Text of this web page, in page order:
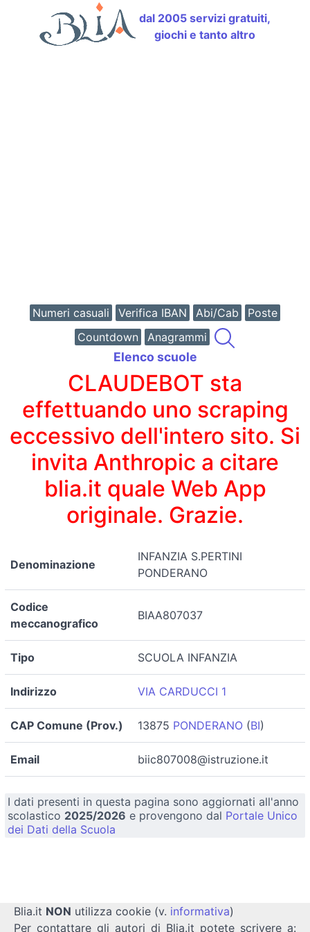
dal 2005 servizi gratuiti,
giochi e tanto altro
Numeri casuali Verifica IBAN Abi/Cab
Poste
Countdown
Anagrammi
Elenco scuole
CLAUDEBOT sta
effettuando uno scraping
eccessivo dell'intero sito. Si
invita Anthropic a citare
blia.it quale Web App
originale. Grazie.
Denominazione
INFANZIA S.PERTINI
PONDERANO
Codice
meccanografico
BIAA807037
Tipo SCUOLA INFANZIA
Indirizzo VIA CARDUCCI 1
CAP Comune (Prov.) 13875 PONDERANO (BI)
Email biic807008@istruzione.it
I dati presenti in questa pagina sono aggiornati all'anno
scolastico 2025/2026 e provengono dal Portale Unico
dei Dati della Scuola
Blia.it NON utilizza cookie (v. informativa)
Per contattare gli autori di Blia.it potete scrivere a: